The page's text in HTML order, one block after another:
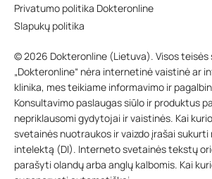
Privatumo politika Dokteronline
Slapukų politika
© 2026 Dokteronline (Lietuva). Visos teisės
„Dokteronline“ nėra internetinė vaistinė ar
klinika, mes teikiame informavimo ir
Konsultavimo paslaugas siūlo ir produktus
nepriklausomi gydytojai ir vaistinės. Kai
svetainės nuotraukos ir vaizdo įrašai
intelektą (DI). Interneto svetainės tekstų
parašyti olandų arba anglų kalbomis. Kai